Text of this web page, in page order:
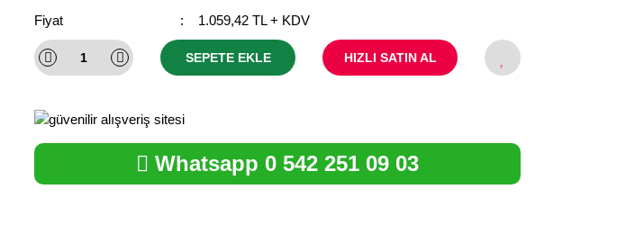
Fiyat
1.059,42 TL + KDV
SEPETE EKLE HIZLI SATIN AL
Whatsapp 0 542 251 09 03